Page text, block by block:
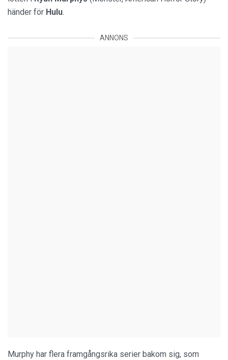
händer för Hulu.
ANNONS
Murphy har flera framgångsrika serier bakom sig, som